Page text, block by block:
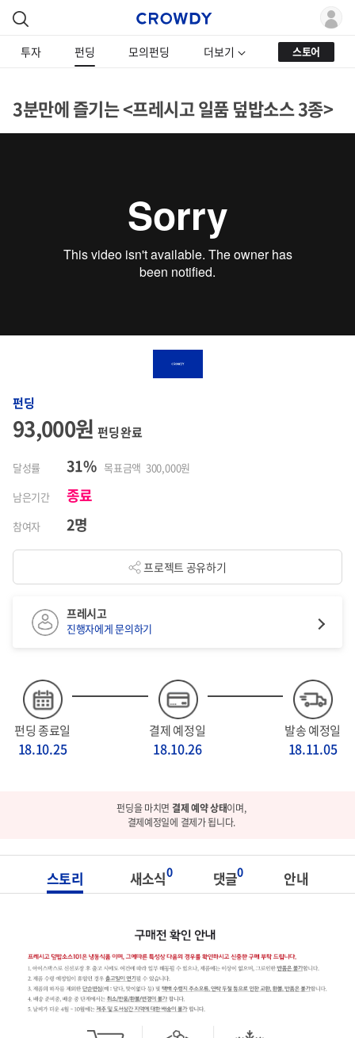
투자 펀딩 모의펀딩 더보기 스토어
3분만에 즐기는 <프레시고 일품 덮밥소스 3종>
펀딩
93,000원펀딩 완료
달성률 31% 목표금액 300,000원
남은기간
종료
참여자 2명
프로젝트 공유하기
펀딩 종료일
18.10.25
결제 예정일
18.10.26
발송 예정일
18.11.05
프레시고
진행자에게 문의하기
펀딩을 마치면 결제 예약 상태이며,
결제예정일에 결제가 됩니다.
스토리 새소식0 댓글0 안내